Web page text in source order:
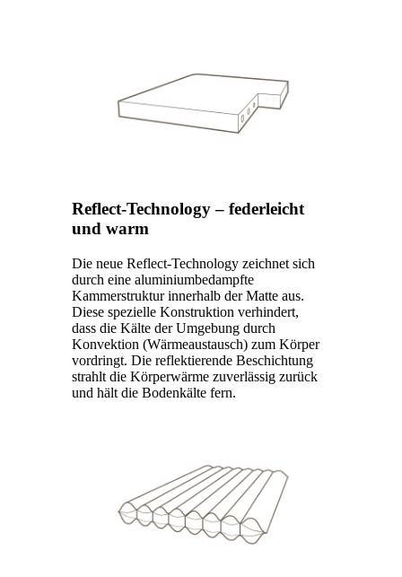
Reflect-Technology – federleicht
und warm
Die neue Reflect-Technology zeichnet sich
durch eine aluminiumbedampfte
Kammerstruktur innerhalb der Matte aus.
Diese spezielle Konstruktion verhindert,
dass die Kälte der Umgebung durch
Konvektion (Wärmeaustausch) zum Körper
vordringt. Die reflektierende Beschichtung
strahlt die Körperwärme zuverlässig zurück
und hält die Bodenkälte fern.